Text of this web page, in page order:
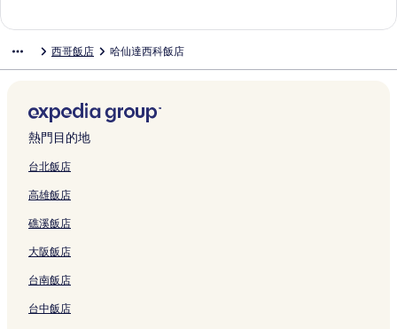
C
t
e
p
e
的
結
的
連
連
結
l
結
s
結
m
a
連
結
c
連
結
a
a
r
t
o
o
連
結
e
連
結
a
e
r
ó
n
m
的
連
結
C
o
l
i
n
的
結
a
t
o
的
連
連
結
R
c
o
n
D
T
x
o
l
o
連
G
的
i
a
l
l
i
a
a
p
a
C
n
r
a
d
e
C
f
的
連
結
西哥飯店 哈仙達西科飯店
熱門目的地
台北飯店
高雄飯店
礁溪飯店
大阪飯店
台南飯店
台中飯店